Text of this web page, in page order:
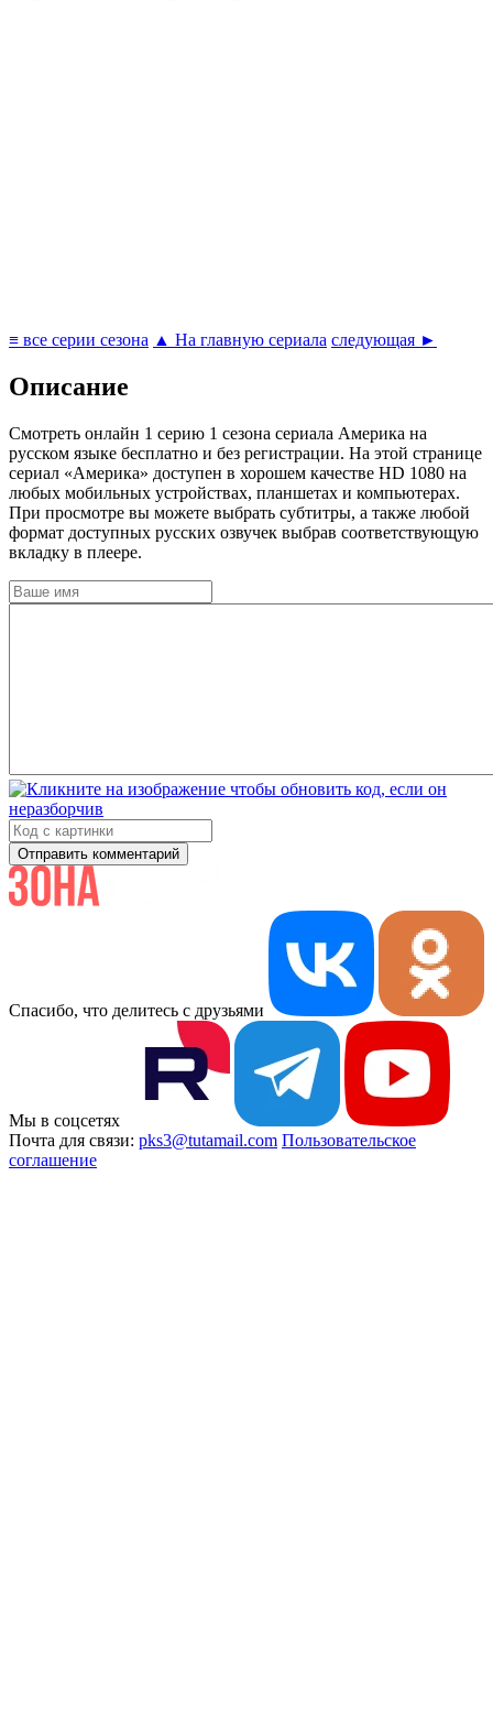
≡ все серии сезона ▲ На главную сериала следующая ►
Описание
Cмотреть онлайн 1 серию 1 сезона сериала Америка на
русском языке бесплатно и без регистрации. На этой странице
сериал «Америка» доступен в хорошем качестве HD 1080 на
любых мобильных устройствах, планшетах и компьютерах.
При просмотре вы можете выбрать субтитры, а также любой
формат доступных русских озвучек выбрав соответствующую
вкладку в плеере.
Отправить комментарий
Спасибо, что делитесь с друзьями
Мы в соцсетях
Почта для связи: pks3@tutamail.com Пользовательское
соглашение